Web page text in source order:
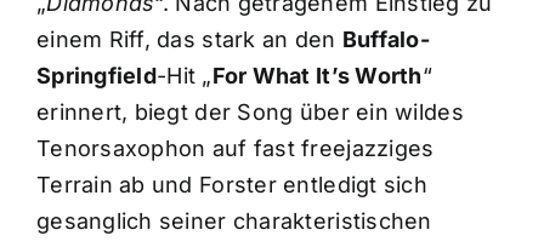
einem Riff, das stark an den Buffalo-
Springfield-Hit „For What It’s Worth“
erinnert, biegt der Song über ein wildes
Tenorsaxophon auf fast freejazziges
Terrain ab und Forster entledigt sich
gesanglich seiner charakteristischen